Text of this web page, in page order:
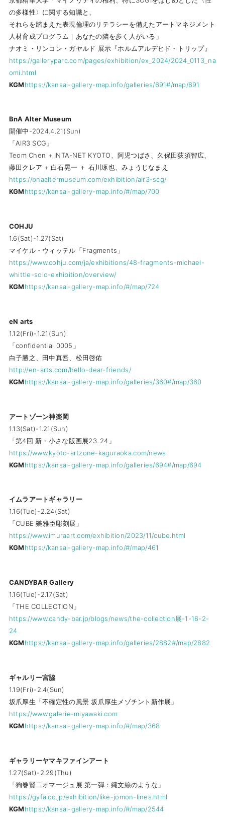
の多様性〉に関する知識と、
それらを踏まえた表現倫理のリテラシーを備えたアートマネジメント
人材育成プログラム｜あなたの隣を歩く人がいる」
ナオミ・リンコン・ガヤルド 展示『ホルムアルデヒド・トリップ』
https://galleryparc.com/pages/exhibition/ex_2024/2024_0113_na
omi.html
KGMhttps://kansai-gallery-map.info/galleries/691#/map/691
BnA Alter Museum
開催中-2024.4.21(Sun)
「AIR3 SCG」
Teom Chen + INTA-NET KYOTO、阿児つばさ、久保田荻須智広、
藤田クレア + 白石晃一 ＋ 石川琢也、みょうじなまえ
https://bnaaltermuseum.com/exhibition/air3-scg/
KGMhttps://kansai-gallery-map.info/#/map/700
COHJU
1.6(Sat)-1.27(Sat)
マイケル・ウィッテル「Fragments」
https://www.cohju.com/ja/exhibitions/48-fragments-michael-
whittle-solo-exhibition/overview/
KGMhttps://kansai-gallery-map.info/#/map/724
eN arts
1.12(Fri)-1.21(Sun)
「confidential 0005」
白子勝之、田中真吾、松田啓佑
http://en-arts.com/hello-dear-friends/
KGMhttps://kansai-gallery-map.info/galleries/360#/map/360
アートゾーン神楽岡
1.13(Sat)-1.21(Sun)
「第4回 新・小さな版画展23₋24」
https://www.kyoto-artzone-kaguraoka.com/news
KGMhttps://kansai-gallery-map.info/galleries/694#/map/694
イムラアートギャラリー
1.16(Tue)-2.24(Sat)
「CUBE 樂雅臣彫刻展」
https://www.imuraart.com/exhibition/2023/11/cube.html
KGMhttps://kansai-gallery-map.info/#/map/461
CANDYBAR Gallery
1.16(Tue)-2.17(Sat)
「THE COLLECTION」
https://www.candy-bar.jp/blogs/news/the-collection展-1-16-2-
24
KGMhttps://kansai-gallery-map.info/galleries/2882#/map/2882
ギャルリー宮脇
1.19(Fri)-2.4(Sun)
坂爪厚生「不確定性の風景 坂爪厚生メゾチント新作展」
https://www.galerie-miyawaki.com
KGMhttps://kansai-gallery-map.info/#/map/368
ギャラリーヤマキファインアート
1.27(Sat)-2.29(Thu)
「狗巻賢二オマージュ展 第一弾：縄文線のような」
https://gyfa.co.jp/exhibition/like-jomon-lines.html
KGMhttps://kansai-gallery-map.info/#/map/2544